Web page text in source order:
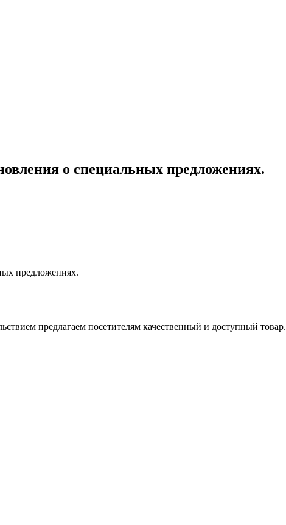
о специальных предложениях.
предложениях.
предлагаем посетителям качественный и доступный товар.